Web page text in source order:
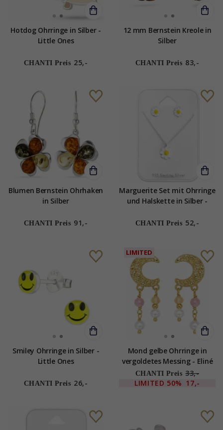
Hotdog Ohrringe in Silber -
Little Ones
CHANTI Preis 25,-
12 mm Bernstein Kreole in
Silber
CHANTI Preis 83,-
Blumen Bernstein Ohrhaken
in Silber
CHANTI Preis 91,-
Marguerite Set mit Ohrringe
und Halskette in Silber -
CHANTI Preis 52,-
Smiley Ohrringe in Silber -
Little Ones
CHANTI Preis 26,-
LIMITED
Mond gelbe Ohrringe in
vergoldetes Messing - Eliné
CHANTI Preis 33,-
LIMITED 50% 17,-